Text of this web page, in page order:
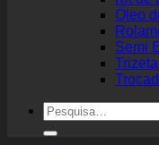
Óleo
Semi
Trizeta
Pesquisar
por: